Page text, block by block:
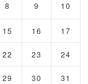
8 9 10
15 16 17
22 23 24
29 30 31